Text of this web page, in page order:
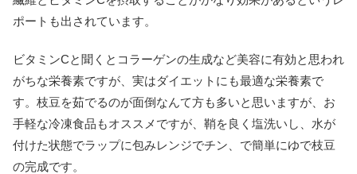
ポートも出されています。
ビタミンCと聞くとコラーゲンの生成など美容に有効と思われ
がちな栄養素ですが、実はダイエットにも最適な栄養素で
す。枝豆を茹でるのが面倒なんて方も多いと思いますが、お
手軽な冷凍食品もオススメですが、鞘を良く塩洗いし、水が
付けた状態でラップに包みレンジでチン、で簡単にゆで枝豆
の完成です。